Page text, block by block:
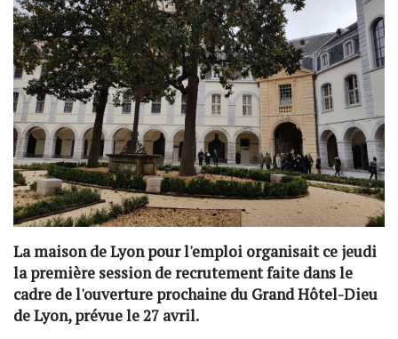
La maison de Lyon pour l'emploi organisait ce jeudi
la première session de recrutement faite dans le
cadre de l'ouverture prochaine du Grand Hôtel-Dieu
de Lyon, prévue le 27 avril.